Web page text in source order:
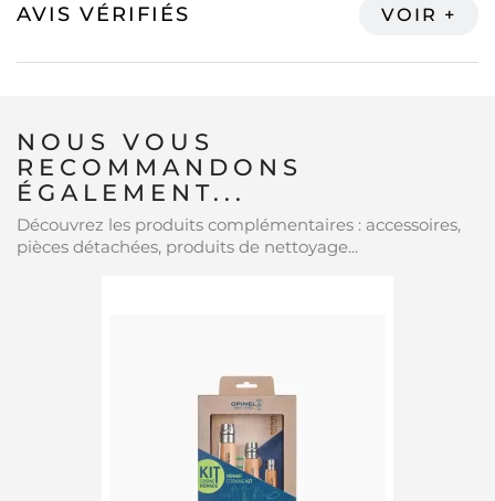
AVIS VÉRIFIÉS
NOUS VOUS
RECOMMANDONS
ÉGALEMENT...
Découvrez les produits complémentaires : accessoires,
pièces détachées, produits de nettoyage...